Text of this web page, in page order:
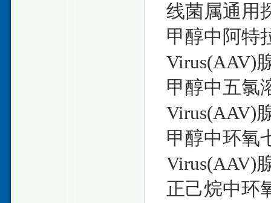
线菌属通用
甲醇中阿特
Virus(AAV)
甲醇中五氯
Virus(AAV)
甲醇中环氧
Virus(AAV)
正己烷中环